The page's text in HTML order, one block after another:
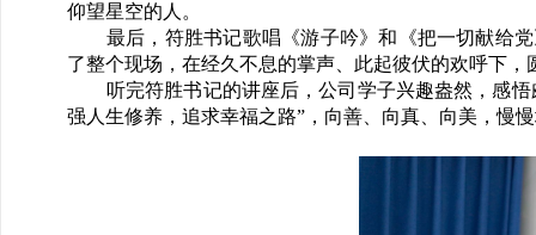
仰望星空的人。
最后，符胜书记歌唱《游子吟》和《把一切献给
了整个现场，在经久不息的掌声、此起彼伏的欢呼下，
听完符胜书记的讲座后，公司学子兴趣盎然，感
强人生修养，追求幸福之路”，向善、向真、向美，慢